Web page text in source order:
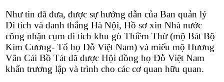
Như tin đã đưa, được sự hướng dẫn của Ban quản lý
Di tích và danh thắng Hà Nội, Hồ sơ xin Nhà nước
công nhận cụm di tích khu gò Thiềm Thừ (mộ Bát Bộ
Kim Cương- Tổ họ Đỗ Việt Nam) và miếu mộ Hương
Vân Cái Bồ Tát đã được Hội đồng họ Đỗ Việt Nam
khẩn trương lập và trình cho các cơ quan hữu quan.